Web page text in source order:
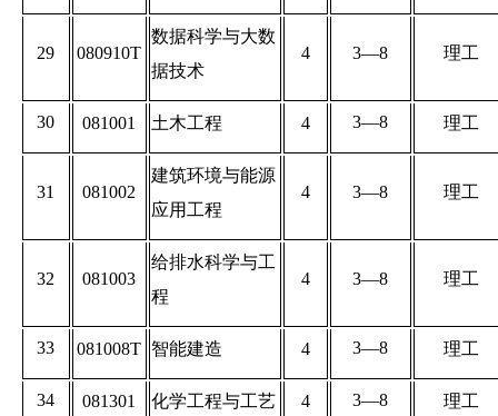
29 080910T
数据科学与大数
据技术
4 3—8 理工
30 081001 土木工程 4 3—8 理工
31 081002
建筑环境与能源
应用工程
4 3—8 理工
32 081003
给排水科学与工
程
4 3—8 理工
33 081008T 智能建造 4 3—8 理工
34 081301 化学工程与工艺 4 3—8 理工